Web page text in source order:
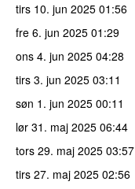
tirs 10. jun 2025 01:56
fre 6. jun 2025 01:29
ons 4. jun 2025 04:28
tirs 3. jun 2025 03:11
søn 1. jun 2025 00:11
lør 31. maj 2025 06:44
tors 29. maj 2025 03:57
tirs 27. maj 2025 02:56